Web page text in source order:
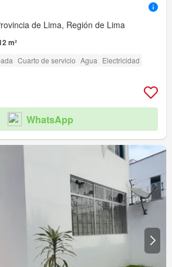
de Lima, Región de Lima
m²
Cuarto de servicio Agua Electricidad
WhatsApp